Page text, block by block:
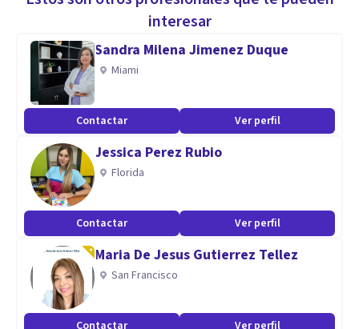
interesar
Sandra Milena Jimenez Duque
Miami
Contactar Ver perfil
Jessica Perez Rubio
Florida
Contactar Ver perfil
Maria De Jesus Gutierrez Tellez
San Francisco
Contactar Ver perfil